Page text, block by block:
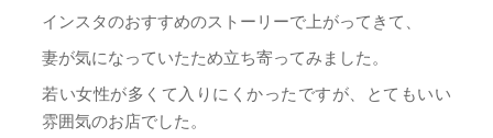
インスタのおすすめのストーリーで上がってきて、
妻が気になっていたため立ち寄ってみました。
若い女性が多くて入りにくかったですが、とてもいい
雰囲気のお店でした。